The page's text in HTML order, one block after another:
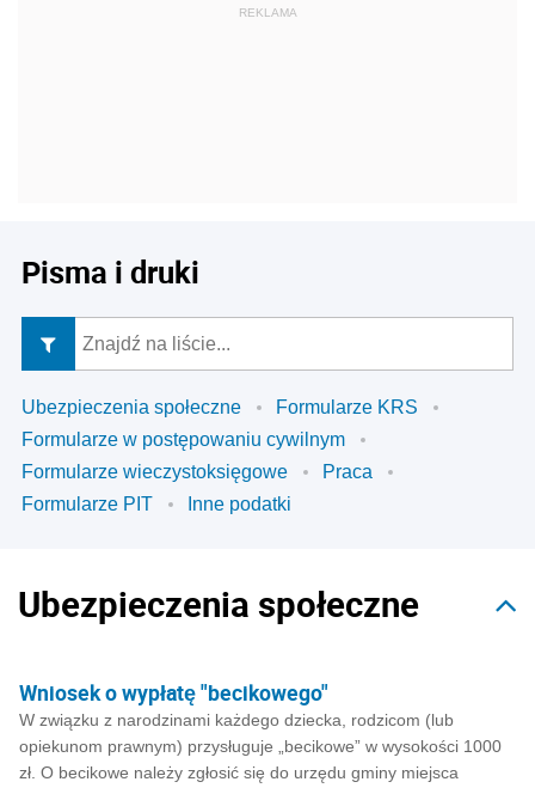
Pisma i druki
Ubezpieczenia społeczne
Formularze KRS
Formularze w postępowaniu cywilnym
Formularze wieczystoksięgowe
Praca
Formularze PIT
Inne podatki
Ubezpieczenia społeczne
Wniosek o wypłatę "becikowego"
W związku z narodzinami każdego dziecka, rodzicom (lub
opiekunom prawnym) przysługuje „becikowe” w wysokości 1000
zł. O becikowe należy zgłosić się do urzędu gminy miejsca